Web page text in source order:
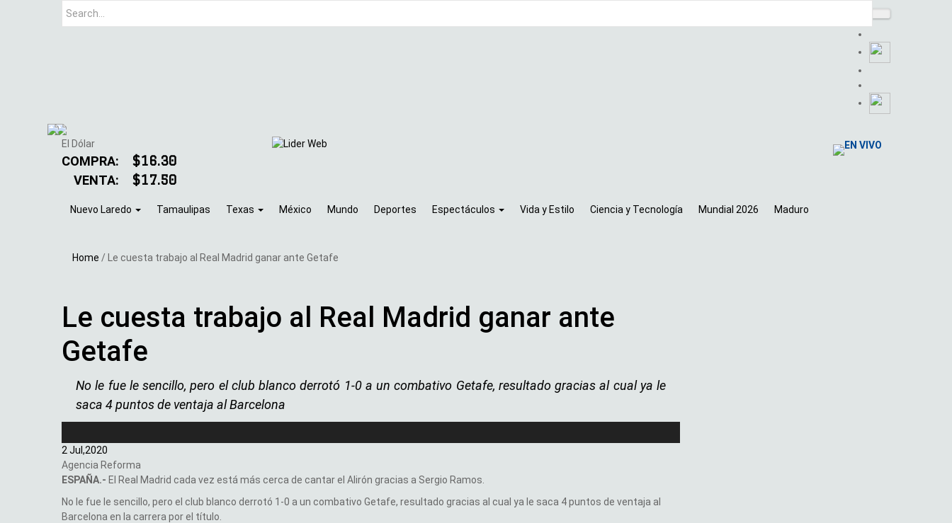
El Dólar
COMPRA: $16.30
VENTA: $17.50
EN VIVO
Nuevo Laredo Tamaulipas Texas México Mundo Deportes Espectáculos Vida y Estilo Ciencia y Tecnología Mundial 2026 Maduro
Home / Le cuesta trabajo al Real Madrid ganar ante Getafe
Le cuesta trabajo al Real Madrid ganar ante
Getafe
No le fue le sencillo, pero el club blanco derrotó 1-0 a un combativo Getafe, resultado gracias al cual ya le
saca 4 puntos de ventaja al Barcelona
2 Jul,2020
Agencia Reforma
ESPAÑA.- El Real Madrid cada vez está más cerca de cantar el Alirón gracias a Sergio Ramos.
No le fue le sencillo, pero el club blanco derrotó 1-0 a un combativo Getafe, resultado gracias al cual ya le saca 4 puntos de ventaja al
Barcelona en la carrera por el título.